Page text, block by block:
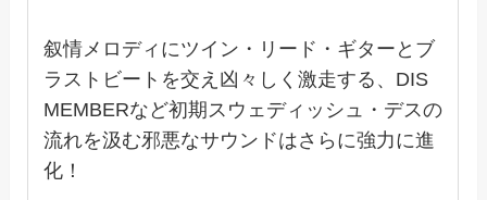
叙情メロディにツイン・リード・ギターとブ
ラストビートを交え凶々しく激走する、DIS
MEMBERなど初期スウェディッシュ・デスの
流れを汲む邪悪なサウンドはさらに強力に進
化！